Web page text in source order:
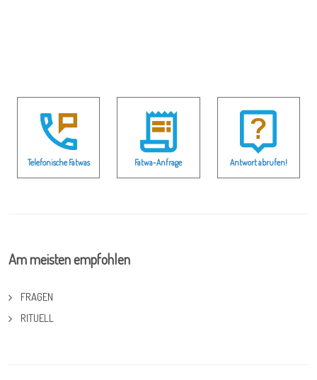
Telefonische Fatwas Fatwa-Anfrage Antwort abrufen!
Am meisten empfohlen
FRAGEN
RITUELL